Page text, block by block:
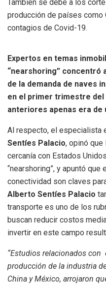
También se debe a los
producción de países como
contagios de Covid-19.
Expertos en temas
“nearshoring” concentró
de la demanda de naves
en el primer trimestre del
anteriores apenas era de
Al respecto, el especialista
Sentíes Palacio, opinó
cercanía con Estados
“nearshoring”, y apuntó
conectividad son claves
Alberto Sentíes Palacio
transporte es uno de los
buscan reducir costos
invertir en este campo
“Estudios relacionados
producción de la industria
China y México, arrojaron